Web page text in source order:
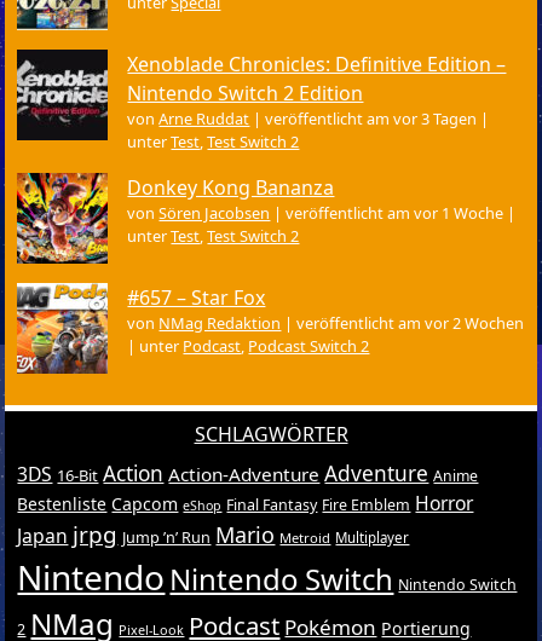
Xenoblade Chronicles: Definitive Edition –
Nintendo Switch 2 Edition
vonArne Ruddat |veröffentlicht am vor 3 Tagen |
unterTest,Test Switch 2
Donkey Kong Bananza
vonSören Jacobsen |veröffentlicht am vor 1 Woche |
unterTest,Test Switch 2
#657 – Star Fox
von NMag Redaktion |veröffentlicht am vor 2 Wochen
| unter Podcast, Podcast Switch 2
SCHLAGWÖRTER
3DS 16-Bit Action Action-Adventure Adventure Anime
Bestenliste Capcom eShop Final Fantasy Fire Emblem Horror
Japan jrpg Jump ’n’ Run Mario Metroid Multiplayer
Nintendo Nintendo Switch Nintendo Switch
2 NMag Pixel-Look Podcast Pokémon Portierung